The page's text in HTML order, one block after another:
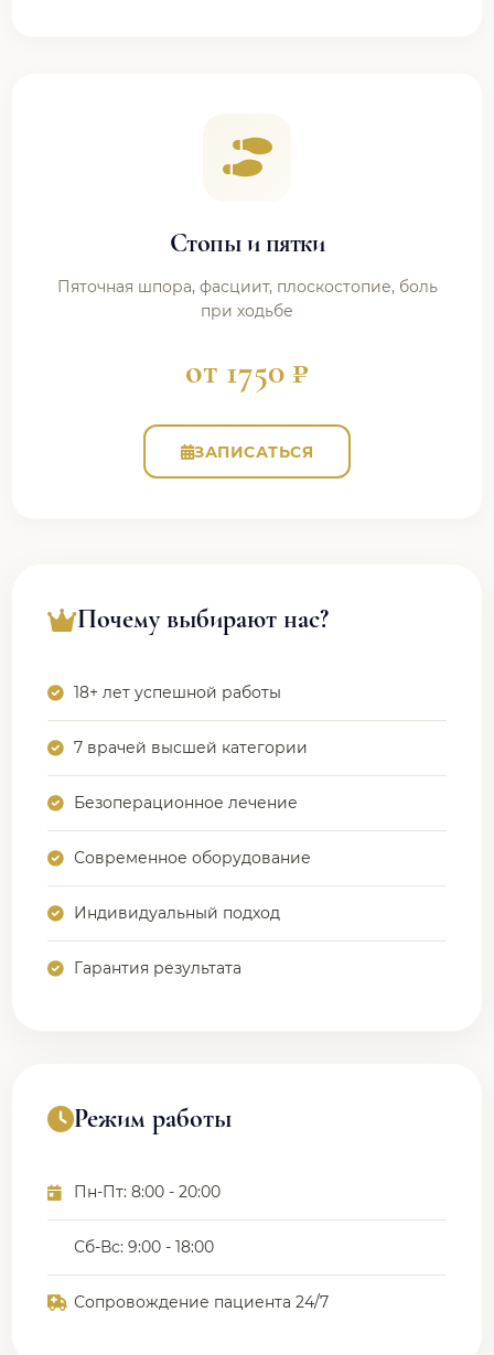
Стопы и пятки
Пяточная шпора, фасциит, плоскостопие, боль
при ходьбе
от 1750 ₽
ЗАПИСАТЬСЯ
Почему выбирают нас?
18+ лет успешной работы
7 врачей высшей категории
Безоперационное лечение
Современное оборудование
Индивидуальный подход
Гарантия результата
Режим работы
Пн-Пт: 8:00 - 20:00
Сб-Вс: 9:00 - 18:00
Сопровождение пациента 24/7